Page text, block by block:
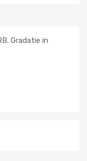
Gradatie in